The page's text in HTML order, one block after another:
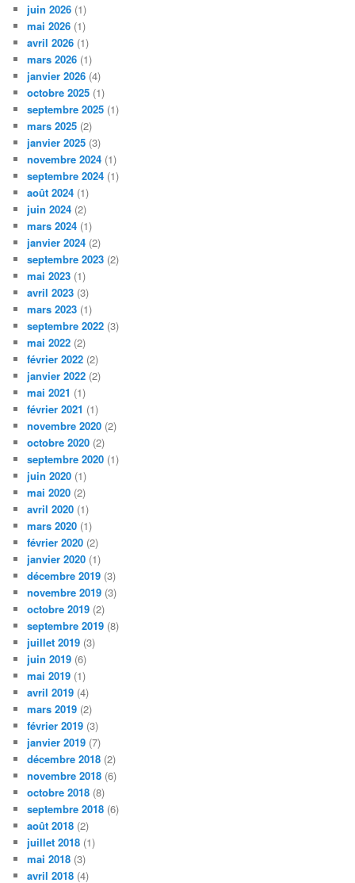
juin 2026 (1)
mai 2026 (1)
avril 2026 (1)
mars 2026 (1)
janvier 2026 (4)
octobre 2025 (1)
septembre 2025 (1)
mars 2025 (2)
janvier 2025 (3)
novembre 2024 (1)
septembre 2024 (1)
août 2024 (1)
juin 2024 (2)
mars 2024 (1)
janvier 2024 (2)
septembre 2023 (2)
mai 2023 (1)
avril 2023 (3)
mars 2023 (1)
septembre 2022 (3)
mai 2022 (2)
février 2022 (2)
janvier 2022 (2)
mai 2021 (1)
février 2021 (1)
novembre 2020 (2)
octobre 2020 (2)
septembre 2020 (1)
juin 2020 (1)
mai 2020 (2)
avril 2020 (1)
mars 2020 (1)
février 2020 (2)
janvier 2020 (1)
décembre 2019 (3)
novembre 2019 (3)
octobre 2019 (2)
septembre 2019 (8)
juillet 2019 (3)
juin 2019 (6)
mai 2019 (1)
avril 2019 (4)
mars 2019 (2)
février 2019 (3)
janvier 2019 (7)
décembre 2018 (2)
novembre 2018 (6)
octobre 2018 (8)
septembre 2018 (6)
août 2018 (2)
juillet 2018 (1)
mai 2018 (3)
avril 2018 (4)